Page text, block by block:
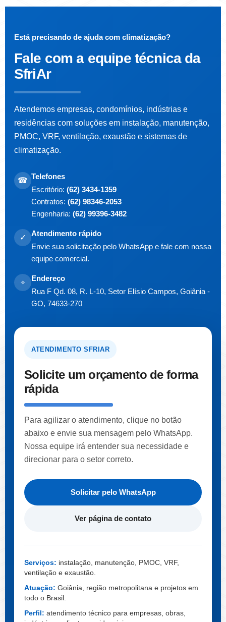
Está precisando de ajuda com climatização?
Fale com a equipe técnica da
SfriAr
Atendemos empresas, condomínios, indústrias e
residências com soluções em instalação, manutenção,
PMOC, VRF, ventilação, exaustão e sistemas de
climatização.
☎ Telefones
Escritório: (62) 3434-1359
Contratos: (62) 98346-2053
Engenharia: (62) 99396-3482
✓
Atendimento rápido
Envie sua solicitação pelo WhatsApp e fale com nossa
equipe comercial.
⌖
Endereço
Rua F Qd. 08, R. L-10, Setor Elísio Campos, Goiânia -
GO, 74633-270
ATENDIMENTO SFRIAR
Solicite um orçamento de forma
rápida
Para agilizar o atendimento, clique no botão
abaixo e envie sua mensagem pelo WhatsApp.
Nossa equipe irá entender sua necessidade e
direcionar para o setor correto.
Solicitar pelo WhatsApp
Ver página de contato
Serviços: instalação, manutenção, PMOC, VRF,
ventilação e exaustão.
Atuação: Goiânia, região metropolitana e projetos em
todo o Brasil.
Perfil: atendimento técnico para empresas, obras,